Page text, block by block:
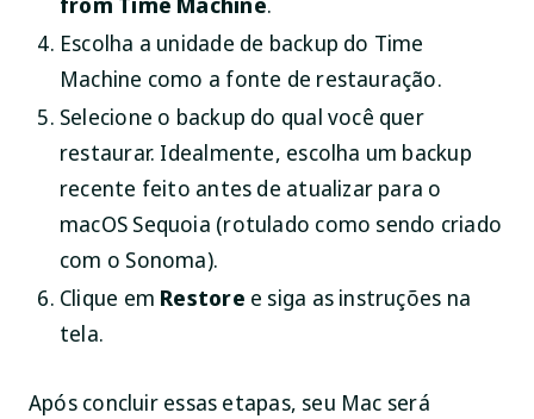
Escolha a unidade de backup do Time
Machine como a fonte de restauração.
Selecione o backup do qual você quer
restaurar. Idealmente, escolha um backup
recente feito antes de atualizar para o
macOS Sequoia (rotulado como sendo criado
com o Sonoma).
Clique em Restore e siga as instruções na
tela.
Após concluir essas etapas, seu Mac será